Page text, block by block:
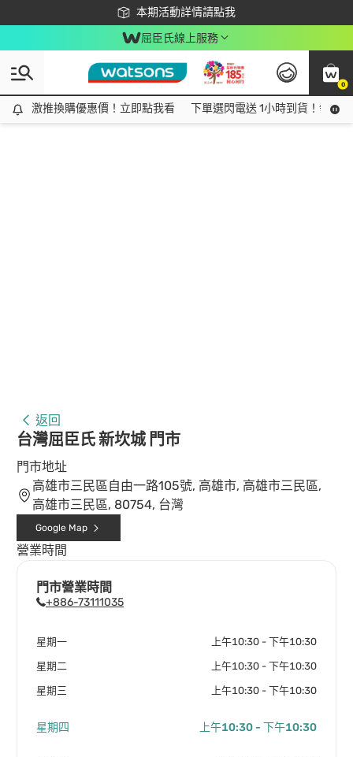
本期活動詳情請點我
下載app最高回饋$350
屈臣氏線上服務
0
激推換購優惠價！立即點我看
激推換購優惠價！立即點我看 下單選閃電送 1小時到貨！領神
返回
台灣屈臣氏 新坎城 門市
門市地址
高雄市三民區自由一路105號, 高雄市, 高雄市三民區,
高雄市三民區, 80754, 台灣
Google Map
營業時間
門市營業時間
+886-73111035
星期一 上午10:30 - 下午10:30
星期二 上午10:30 - 下午10:30
星期三 上午10:30 - 下午10:30
星期四 上午10:30 - 下午10:30